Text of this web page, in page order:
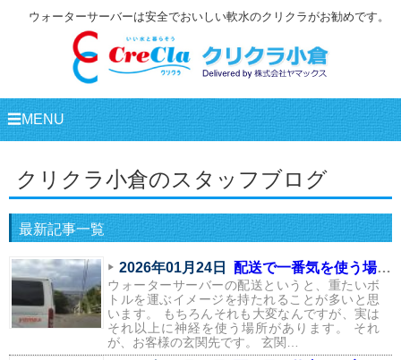
ウォーターサーバーは安全でおいしい軟水のクリクラがお勧めです。
☰MENU
クリクラ小倉のスタッフブログ
最新記事一覧
2026年01月24日 配送で一番気を使う場所は、実はここ
ウォーターサーバーの配送というと、重たいボ
トルを運ぶイメージを持たれることが多いと思
います。 もちろんそれも大変なんですが、実は
それ以上に神経を使う場所があります。 それ
が、お客様の玄関先です。 玄関…